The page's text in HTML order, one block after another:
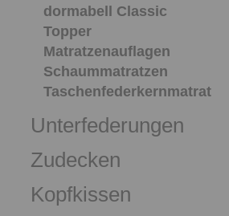
dormabell Classic
Topper
Matratzenauflagen
Schaummatratzen
Taschenfederkernmatratzen
Unterfederungen
Zudecken
Kopfkissen